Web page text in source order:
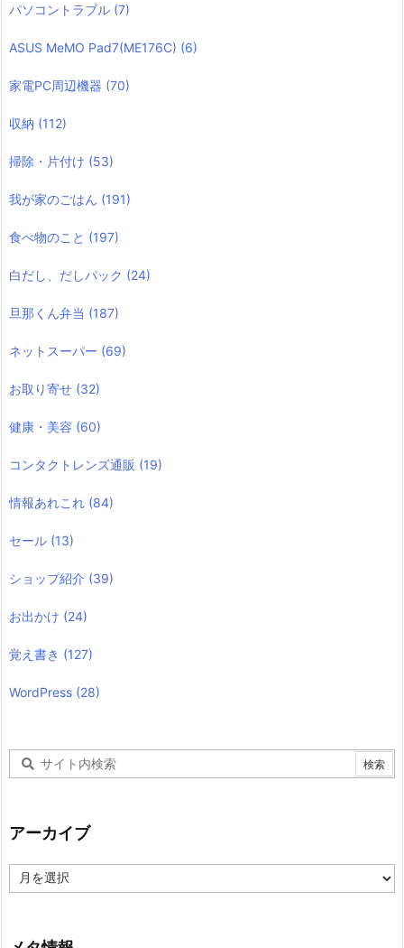
パソコントラブル (7)
ASUS MeMO Pad7(ME176C) (6)
家電PC周辺機器 (70)
収納 (112)
掃除・片付け (53)
我が家のごはん (191)
食べ物のこと (197)
白だし、だしパック (24)
旦那くん弁当 (187)
ネットスーパー (69)
お取り寄せ (32)
健康・美容 (60)
コンタクトレンズ通販 (19)
情報あれこれ (84)
セール (13)
ショップ紹介 (39)
お出かけ (24)
覚え書き (127)
WordPress (28)
アーカイブ
ー
ブ